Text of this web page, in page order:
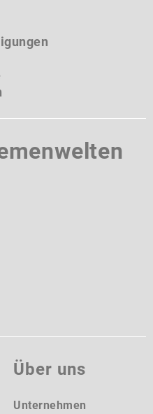
Über uns
Unternehmen